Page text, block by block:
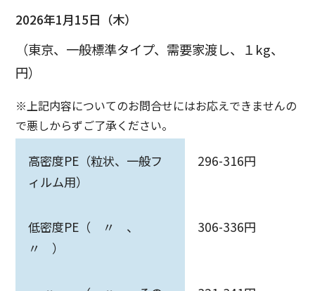
2026年1月15日（木）
（東京、一般標準タイプ、需要家渡し、１kg、
円）
※上記内容についてのお問合せにはお応えできませんの
で悪しからずご了承ください。
高密度PE（粒状、一般フ
ィルム用）
296-316円
低密度PE（ 〃 、
〃 ）
306-336円